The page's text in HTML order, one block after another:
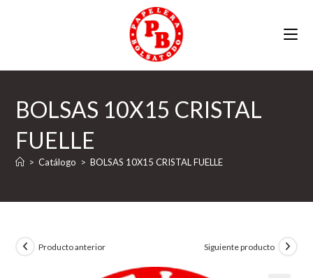
BOLSAS 10X15 CRISTAL
FUELLE
> Catálogo > BOLSAS 10X15 CRISTAL FUELLE
Producto anterior Siguiente producto